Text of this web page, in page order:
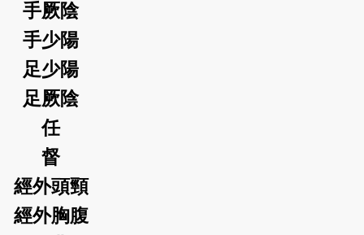
手厥陰
手少陽
足少陽
足厥陰
任
督
經外頭頸
經外胸腹